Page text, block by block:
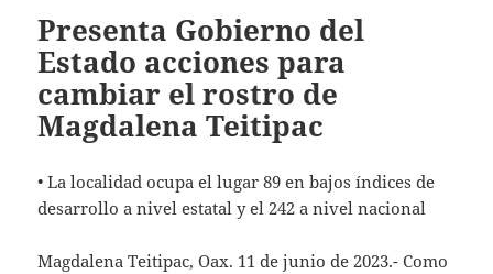
Presenta Gobierno del
Estado acciones para
cambiar el rostro de
Magdalena Teitipac
• La localidad ocupa el lugar 89 en bajos índices de
desarrollo a nivel estatal y el 242 a nivel nacional
Magdalena Teitipac, Oax. 11 de junio de 2023.- Como